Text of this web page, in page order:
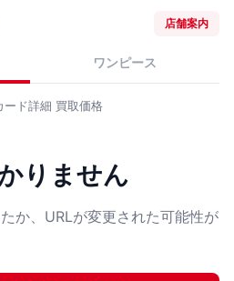
店舗案内
ワンピース
ード詳細 買取価格
りません
か、URLが変更された可能性が